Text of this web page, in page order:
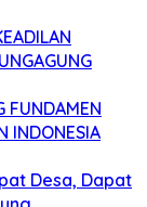
FUNDAMEN
INDONESIA
Desa, Dapat